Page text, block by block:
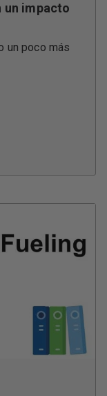
un impacto
un poco más